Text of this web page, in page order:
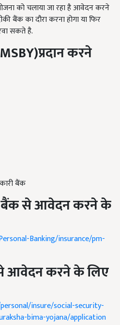
को चलाया जा रहा है आवेदन करने
बैंक का दौरा करना होगा या फिर
सकते है.
प्रदानकरने
बैंक
बैंकसेआवेदनकरनेके
Banking/insurance/pm-
आवेदनकरनेकेलिए
insure/social-security-
bima-yojana/application